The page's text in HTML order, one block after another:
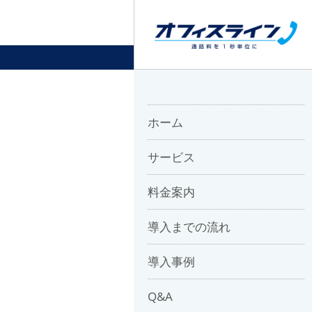
ホーム
サービス
料金案内
導入までの流れ
導入事例
Q&A